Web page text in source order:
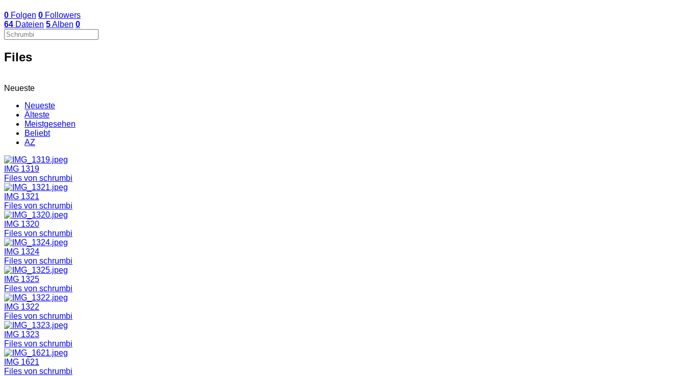
0 Folgen 0 Followers
64 Dateien 5Alben 0
Files
Neueste
Neueste
Älteste
Meistgesehen
Beliebt
AZ
IMG 1319
Files von schrumbi
IMG 1321
Files von schrumbi
IMG 1320
Files von schrumbi
IMG 1324
Files von schrumbi
IMG 1325
Files von schrumbi
IMG 1322
Files von schrumbi
IMG 1323
Files von schrumbi
IMG 1621
Files von schrumbi